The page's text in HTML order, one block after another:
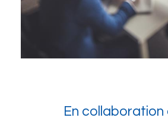
En collaboration